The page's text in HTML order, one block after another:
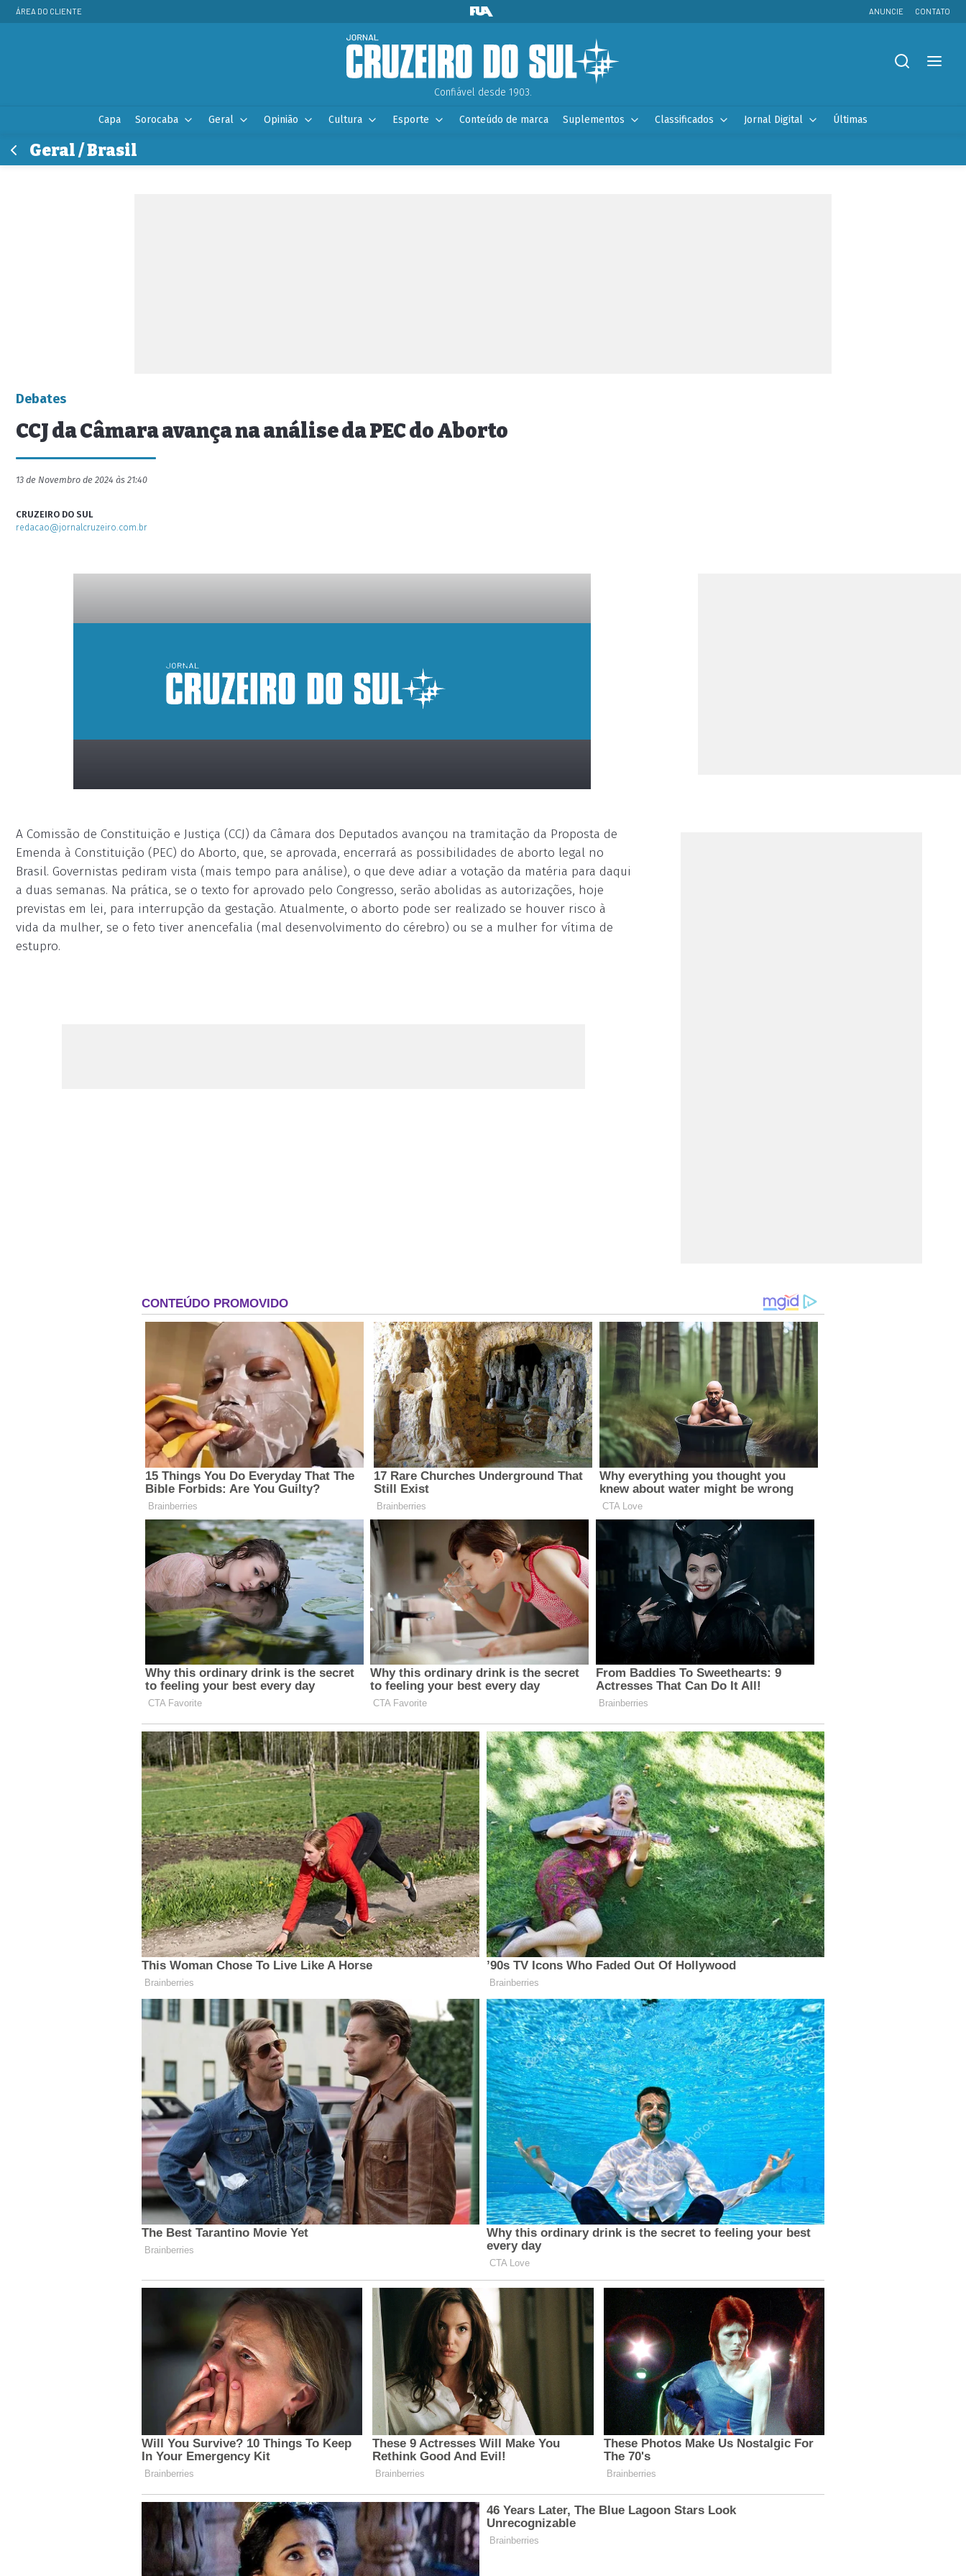
ÁREA DO CLIENTE ANUNCIE CONTATO
Confiável desde 1903.
Capa Sorocaba Geral Opinião Cultura Esporte Conteúdo de marca Suplementos Classificados Jornal Digital Últimas
Geral / Brasil
Debates
CCJ da Câmara avança na análise da PEC do Aborto
13 de Novembro de 2024 às 21:40
CRUZEIRO DO SUL
redacao@jornalcruzeiro.com.br
placeholder
A Comissão de Constituição e Justiça (CCJ) da Câmara dos Deputados avançou na tramitação da Proposta de
Emenda à Constituição (PEC) do Aborto, que, se aprovada, encerrará as possibilidades de aborto legal no
Brasil. Governistas pediram vista (mais tempo para análise), o que deve adiar a votação da matéria para daqui
a duas semanas. Na prática, se o texto for aprovado pelo Congresso, serão abolidas as autorizações, hoje
previstas em lei, para interrupção da gestação. Atualmente, o aborto pode ser realizado se houver risco à
vida da mulher, se o feto tiver anencefalia (mal desenvolvimento do cérebro) ou se a mulher for vítima de
estupro.